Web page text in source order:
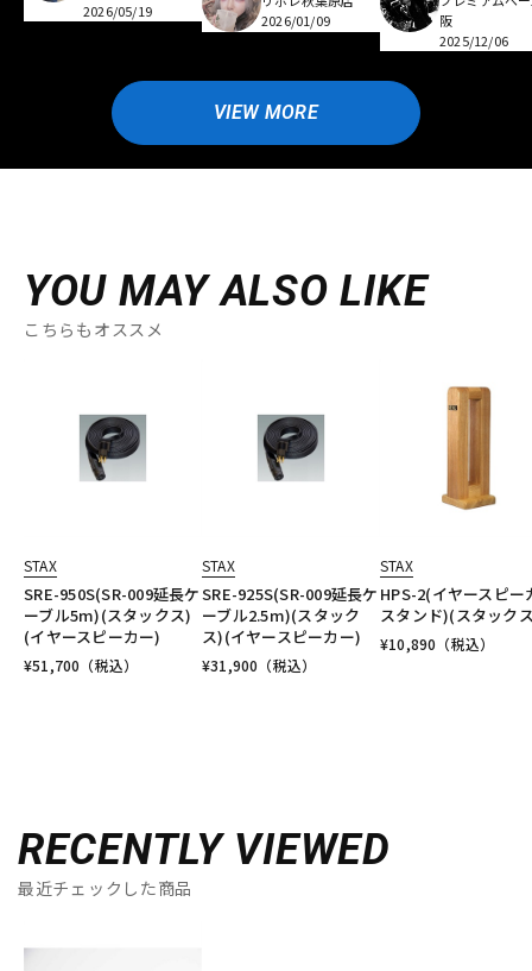
2026/05/19
2026/01/09
阪
2025/12/06
VIEW MORE
YOU MAY ALSO LIKE
こちらもオススメ
STAX
SRE-950S(SR-009延長ケ
ーブル5m)(スタックス)
(イヤースピーカー)
¥51,700 （税込）
STAX
SRE-925S(SR-009延長ケ
ーブル2.5m)(スタック
ス)(イヤースピーカー)
¥31,900 （税込）
STAX
HPS-2(イヤースピー
スタンド)(スタック
¥10,890 （税込）
RECENTLY VIEWED
最近チェックした商品